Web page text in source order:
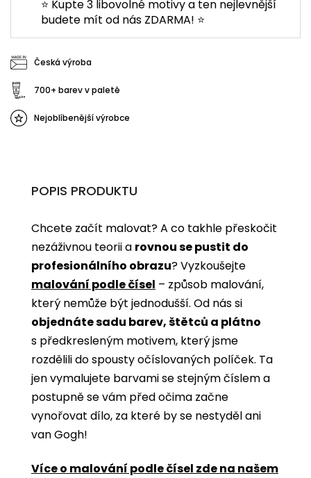
⭐ Kupte 3 libovolné motivy a ten nejlevnější
budete mít od nás ZDARMA! ⭐
Česká výroba
700+ barev v paletě
Nejoblíbenější výrobce
POPIS PRODUKTU
Chcete začít malovat? A co takhle přeskočit
nezáživnou teorii a rovnou se pustit do
profesionálního obrazu? Vyzkoušejte
malování podle čísel ­­– způsob malování,
který nemůže být jednodušší. Od nás si
objednáte sadu barev, štětců a plátno
s předkresleným motivem, který jsme
rozdělili do spousty očíslovaných políček. Ta
jen vymalujete barvami se stejným číslem a
postupně se vám před očima začne
vynořovat dílo, za které by se nestyděl ani
van Gogh!
Více o malování podle čísel zde na našem